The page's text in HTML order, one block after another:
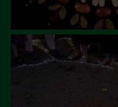
Dicembre 2022
Novembre 2022
Ottobre 2022
Settembre 2022